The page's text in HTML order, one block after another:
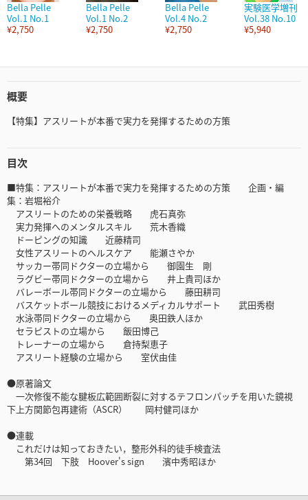
Bella Pelle
Vol.1 No.1
¥2,750
Bella Pelle
Vol.1 No.2
¥2,750
Bella Pelle
Vol.4 No.2
¥2,750
実験医学増刊
Vol.38 No.10
¥5,940
概要
【特集】アスリートが本番で実力を発揮するための方策
目次
■特集：アスリートが本番で実力を発揮するための方策 企画・編
集：岩堀裕介
アスリートのための栄養戦略 虎石真弥
実力発揮へのメンタルスキル 荒木香織
ドーピングの知識 近藤精司
女性アスリートのヘルスケア 能瀬さやか
サッカー帯同ドクターの立場から 御園生 剛
ラグビー帯同ドクターの立場から 井上貴司ほか
バレーボール帯同ドクターの立場から 藤田耕司
バスケットボール競技におけるメディカルサポート 武田秀樹
水泳帯同ドクターの立場から 奥田鉄人ほか
セラピストの立場から 飯田博己
トレーナーの立場から 倉持梨恵子
アスリート経験の立場から 室伏由佳
●原著論文
一次修復不能な腱板広範囲断裂に対するテフロンパッチを用いた鏡視
下上方関節包再建術（ASCR） 岡村健司ほか
●連載
これだけは知っておきたい，整形外科的徒手検査法
第34回 下肢 Hoover's sign 濱中秀昭ほか